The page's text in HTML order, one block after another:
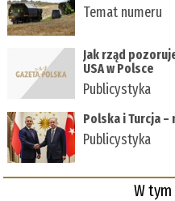
Temat numeru
Jak rząd
USA w Polsce
Publicystyka
Polska i Turcja –
Publicystyka
W